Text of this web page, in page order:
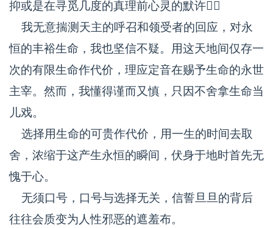
抑或是在寻觅几度的真理前心灵的默许
我无意揣测天主的呼召和领受者的回应，对永
恒的丰裕生命，我也坚信不疑。用这天地间仅存一
次的有限生命作代价，理应定音在赐予生命的永世
主宰。然而，我懂得谨而又慎，只因不舍拿生命当
儿戏。
选择用生命的可贵作代价，用一生的时间去取
舍，浓缩于这产生永恒的瞬间，伏身于地时首先无
愧于心。
无须口号，口号与选择无关，信誓旦旦的背后
往往会质变为人性邪恶的遮羞布。